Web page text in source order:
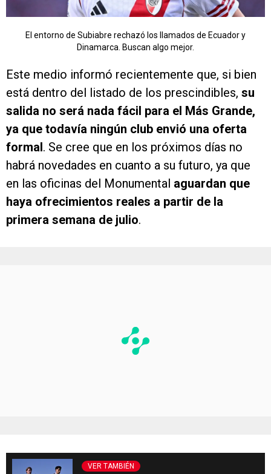
El entorno de Subiabre rechazó los llamados de Ecuador y
Dinamarca. Buscan algo mejor.
Este medio informó recientemente que, si bien
está dentro del listado de los prescindibles, su
salida no será nada fácil para el Más Grande,
ya que todavía ningún club envió una oferta
formal. Se cree que en los próximos días no
habrá novedades en cuanto a su futuro, ya que
en las oficinas del Monumental aguardan que
haya ofrecimientos reales a partir de la
primera semana de julio.
VER TAMBIÉN